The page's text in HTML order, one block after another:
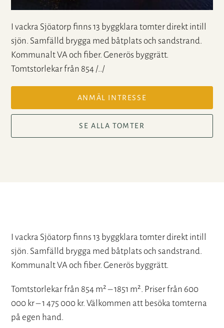
I vackra Sjöatorp finns 13 byggklara tomter direkt intill
sjön. Samfälld brygga med båtplats och sandstrand.
Kommunalt VA och fiber. Generös byggrätt.
Tomtstorlekar från 854 /../
ANMÄL INTRESSE
SE ALLA TOMTER
I vackra Sjöatorp finns 13 byggklara tomter direkt intill
sjön. Samfälld brygga med båtplats och sandstrand.
Kommunalt VA och fiber. Generös byggrätt.
Tomtstorlekar från 854 m² – 1851 m². Priser från 600
000 kr – 1 475 000 kr. Välkommen att besöka tomterna
på egen hand.